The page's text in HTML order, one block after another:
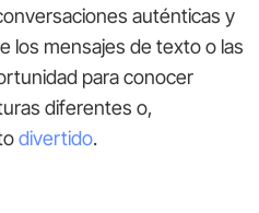
auténticas y
los mensajes de texto o las
para conocer
diferentes o,
divertido.